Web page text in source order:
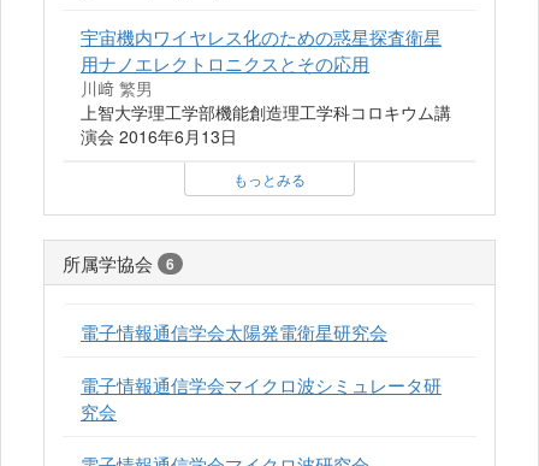
宇宙機内ワイヤレス化のための惑星探査衛星
用ナノエレクトロニクスとその応用
川﨑 繁男
上智大学理工学部機能創造理工学科コロキウム講
演会 2016年6月13日
もっとみる
所属学協会 6
電子情報通信学会太陽発電衛星研究会
電子情報通信学会マイクロ波シミュレータ研
究会